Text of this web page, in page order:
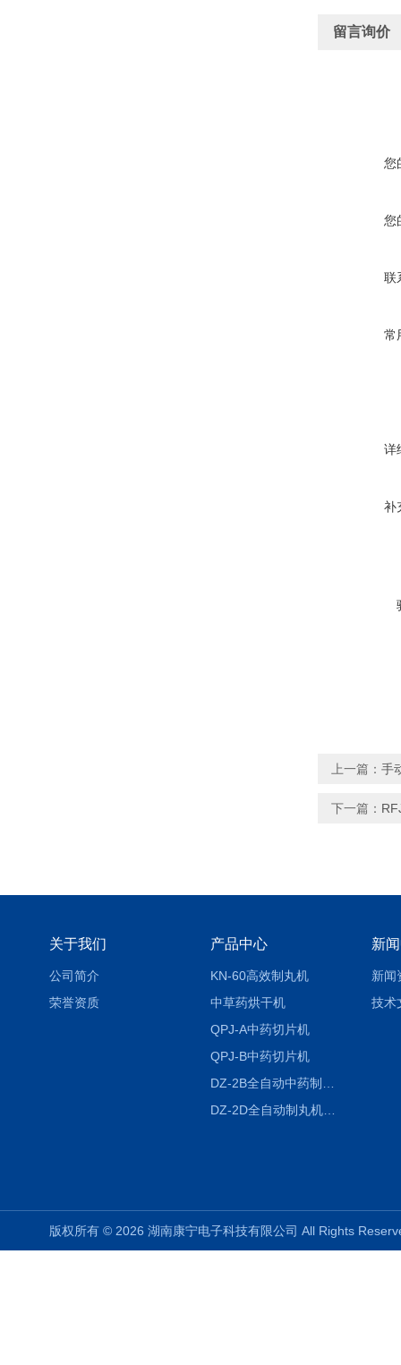
留言询价
您
您
联
常
详
补
上一篇： 手
下一篇：
关于我们
公司简介
荣誉资质
产品中心
KN-60高效制丸机
中草药烘干机
QPJ-A中药切片机
QPJ-B中药切片机
DZ-2D全自动制丸机三根条DZ-2D
新
新闻
技术
版权所有 © 2026 湖南康宁电子科技有限公司 All Rights